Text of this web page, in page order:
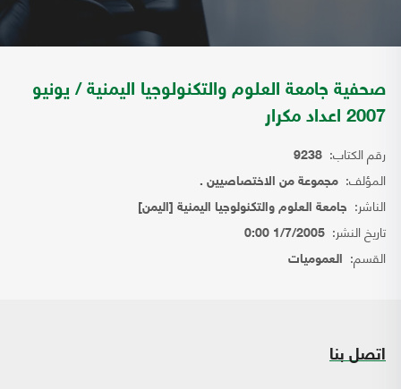
صحفية جامعة العلوم والتكنولوجيا اليمنية / يونيو
2007 اعداد مكرار
رقم الكتاب: 9238
المؤلف: مجموعة من الاختصاصيين .
الناشر: جامعة العلوم والتكنولوجيا اليمنية [اليمن]
تاريخ النشر: 1/7/2005 0:00
القسم: العموميات
اتصل بنا